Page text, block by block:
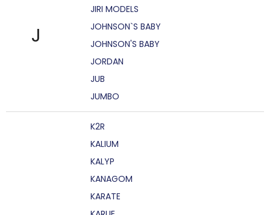
J
JIRI MODELS
JOHNSON`S BABY
JOHNSON'S BABY
JORDAN
JUB
JUMBO
K2R
KALIUM
KALYP
KANAGOM
KARATE